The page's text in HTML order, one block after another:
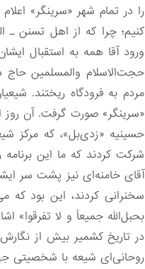
را در تمام شهر «سرینگر»
کنیم؛ چرا که از اهل تسنن ـ
ورود آقا همه به استقبال
مردم به فرودگاه ریختند.
«سرینگر» صورت گرفت. آن روز
حسینیه «زدی‌بل»، که مرکز
شرکت کردند که ما این
آقای خامنه‌ای نیز پشت سر
سخنرانی کردند، این بود که
بحبل‌الله جمیعاً و لا
در تاریخ کشمیر بیش از
روحانی‌ای شیعه با شخصیتی